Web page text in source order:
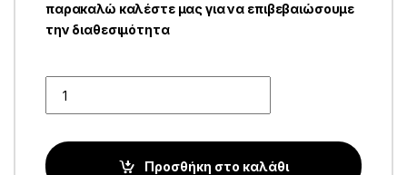
παρακαλώ καλέστε μας για να επιβεβαιώσουμε
την διαθεσιμότητα
Προσθήκη στο καλάθι